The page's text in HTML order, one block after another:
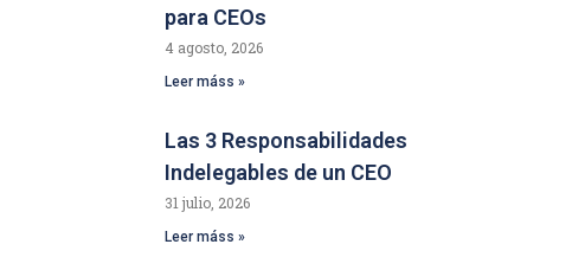
para CEOs
4 agosto, 2026
Leer máss »
Las 3 Responsabilidades
Indelegables de un CEO
31 julio, 2026
Leer máss »